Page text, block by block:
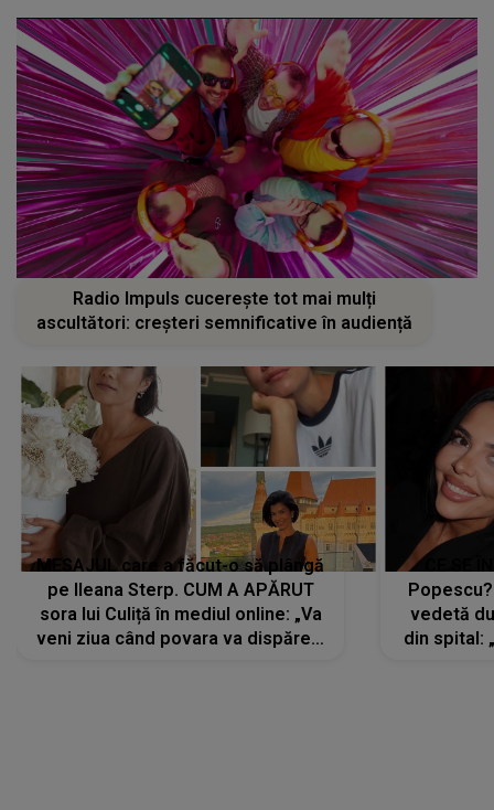
Radio Impuls cucerește tot mai mulți
ascultători: creșteri semnificative în audiență
MESAJUL care a făcut-o să plângă
pe Ileana Sterp. CUM A APĂRUT
sora lui Culiță în mediul online: „Va
veni ziua când povara va dispărea,
vedetă
din spital: